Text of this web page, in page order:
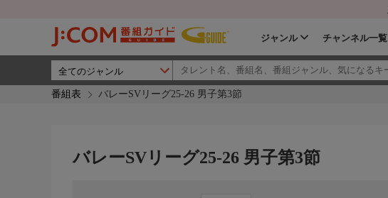
ジャンル チャンネル一覧
番組表 バレーSVリーグ25-26 男子第3節
バレーSVリーグ25-26 男子第3節